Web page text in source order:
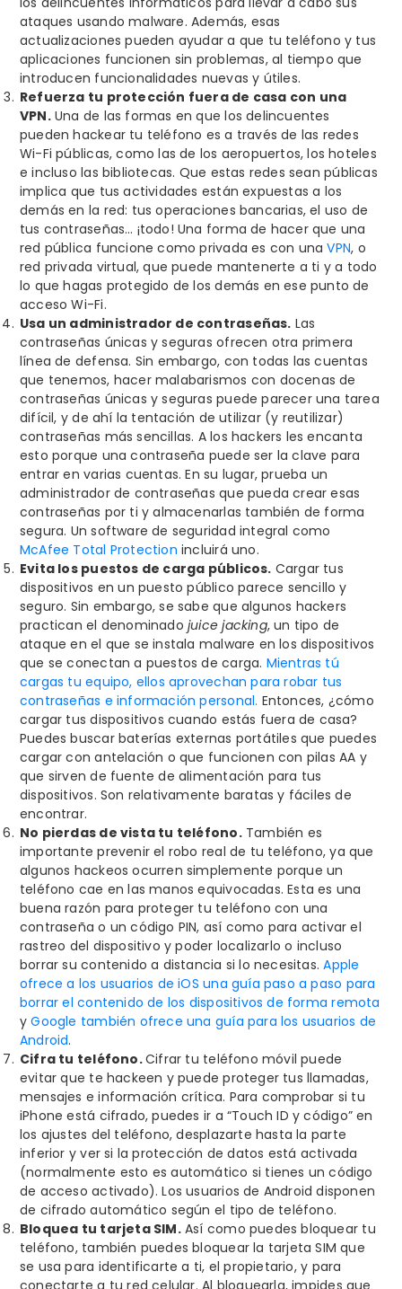
ataques usando malware. Además, esas
actualizaciones pueden ayudar a que tu teléfono y tus
aplicaciones funcionen sin problemas, al tiempo que
introducen funcionalidades nuevas y útiles.
Refuerza tu protección fuera de casa con una
VPN.Una de las formas en que los delincuentes
pueden hackear tu teléfono es a través de las redes
Wi-Fi públicas, como las de los aeropuertos, los hoteles
e incluso las bibliotecas. Que estas redes sean públicas
implica que tus actividades están expuestas a los
demás en la red: tus operaciones bancarias, el uso de
tus contraseñas… ¡todo! Una forma de hacer que una
red pública funcione como privada es con unaVPN, o
red privada virtual, que puede mantenerte a ti y a todo
lo que hagas protegido de los demás en ese punto de
acceso Wi-Fi.
Usa un administrador de contraseñas. Las
contraseñas únicas y seguras ofrecen otra primera
línea de defensa. Sin embargo, con todas las cuentas
que tenemos, hacer malabarismos con docenas de
contraseñas únicas y seguras puede parecer una tarea
difícil, y de ahí la tentación de utilizar (y reutilizar)
contraseñas más sencillas. A los hackers les encanta
esto porque una contraseña puede ser la clave para
entrar en varias cuentas. En su lugar, prueba un
administrador de contraseñas que pueda crear esas
contraseñas por ti y almacenarlas también de forma
segura. Un software de seguridad integral como
McAfee Total Protection incluirá uno.
Evita los puestos de carga públicos. Cargar tus
dispositivos en un puesto público parece sencillo y
seguro. Sin embargo, se sabe que algunos hackers
practican el denominadojuice jacking, un tipo de
ataque en el que se instala malware en los dispositivos
que se conectan a puestos de carga. Mientras tú
cargas tu equipo, ellos aprovechan para robar tus
contraseñas e información personal. Entonces, ¿cómo
cargar tus dispositivos cuando estás fuera de casa?
Puedes buscar baterías externas portátiles que puedes
cargar con antelación o que funcionen con pilas AA y
que sirven de fuente de alimentación para tus
dispositivos. Son relativamente baratas y fáciles de
encontrar.
No pierdas de vista tu teléfono.También es
importante prevenir el robo real de tu teléfono, ya que
algunos hackeos ocurren simplemente porque un
teléfono cae en las manos equivocadas. Esta es una
buena razón para proteger tu teléfono con una
contraseña o un código PIN, así como para activar el
rastreo del dispositivo y poder localizarlo o incluso
borrar su contenido a distancia si lo necesitas.Apple
ofrece a los usuarios de iOS una guía paso a paso para
borrar el contenido de los dispositivos de forma remota
yGoogle también ofrece una guía para los usuarios de
Android.
Cifra tu teléfono.Cifrar tu teléfono móvil puede
evitar que te hackeen y puede proteger tus llamadas,
mensajes e información crítica. Para comprobar si tu
iPhone está cifrado, puedes ir a “Touch ID y código” en
los ajustes del teléfono, desplazarte hasta la parte
inferior y ver si la protección de datos está activada
(normalmente esto es automático si tienes un código
de acceso activado). Los usuarios de Android disponen
de cifrado automático según el tipo de teléfono.
Bloquea tu tarjeta SIM.Así como puedes bloquear tu
teléfono, también puedes bloquear la tarjeta SIM que
se usa para identificarte a ti, el propietario, y para
conectarte a tu red celular. Al bloquearla, impides que